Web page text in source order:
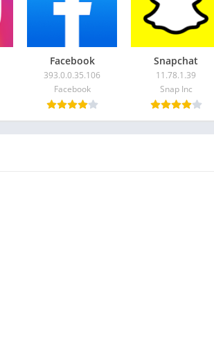
Facebook
393.0.0.35.106
Facebook
Snapchat
11.78.1.39
Snap Inc